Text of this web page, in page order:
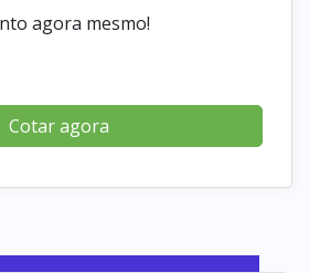
agora mesmo!
Cotar agora